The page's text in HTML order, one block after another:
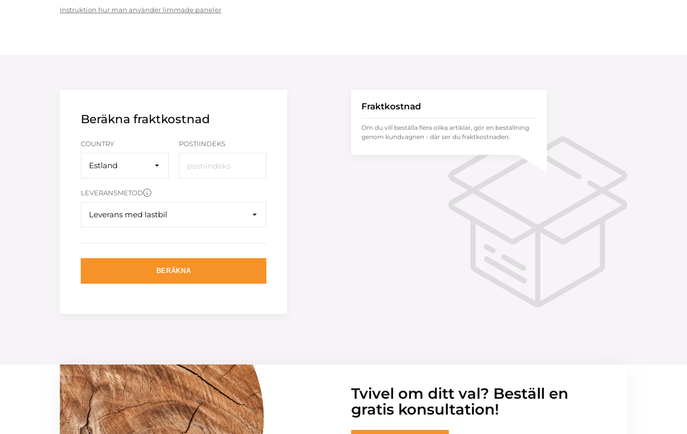
Instruktion hur man använder limmade paneler
Beräkna fraktkostnad
COUNTRY
Estland
POSTIINDEKS
LEVERANSMETOD
Leverans med lastbil
BERÄKNA
Fraktkostnad
Om du vill beställa flera olika artiklar, gör en beställning
genom kundvagnen - där ser du fraktkostnaden.
Tvivel om ditt val? Beställ en
gratis konsultation!